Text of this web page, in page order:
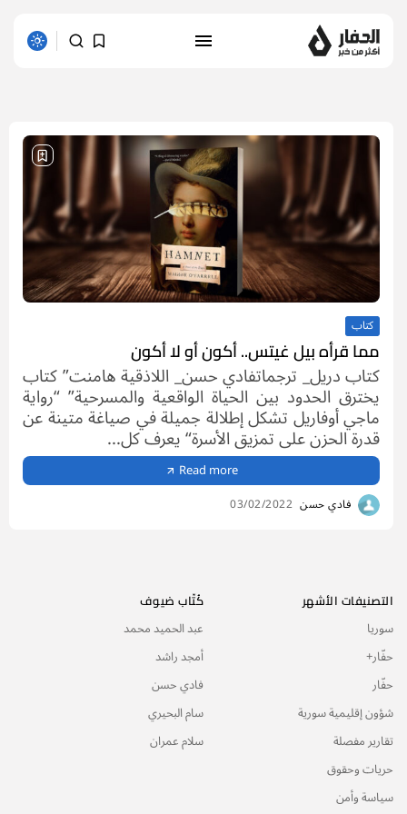
كتاب
مما قرأه بيل غيتس.. أكون أو لا أكون
كتاب دريل_ ترجماتفادي حسن_ اللاذقية هامنت” كتاب
يخترق الحدود بين الحياة الواقعية والمسرحية” “رواية
ماجي أوفاريل تشكل إطلالة جميلة في صياغة متينة عن
قدرة الحزن على تمزيق الأسرة“ يعرف كل...
Read more
فادي حسن 03/02/2022
التصنيفات الأشهر
سوريا
حفّار+
حفّار
شؤون إقليمية سورية
تقارير مفصلة
حريات وحقوق
سياسة وأمن
كُتّاب ضيوف
عبد الحميد محمد
أمجد راشد
فادي حسن
سام البحيري
سلام عمران